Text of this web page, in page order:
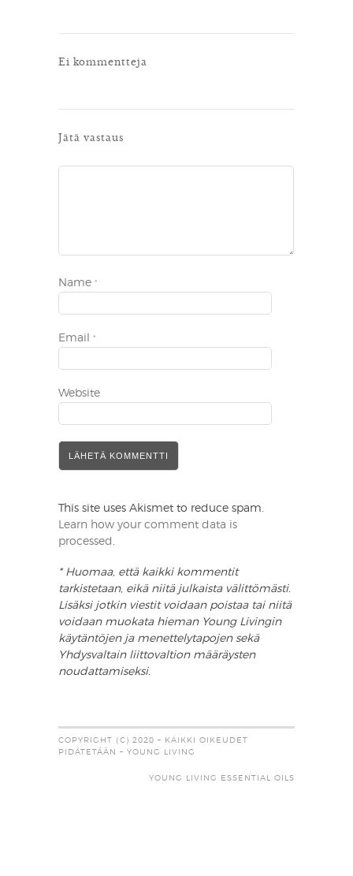
Ei kommentteja
Jätä vastaus
Name *
Email *
Website
This site uses Akismet to reduce spam.
Learn how your comment data is
processed .
* Huomaa, että kaikki kommentit
tarkistetaan, eikä niitä julkaista välittömästi.
Lisäksi jotkin viestit voidaan poistaa tai niitä
voidaan muokata hieman Young Livingin
käytäntöjen ja menettelytapojen sekä
Yhdysvaltain liittovaltion määräysten
noudattamiseksi.
COPYRIGHT (C) 2020 – KAIKKI OIKEUDET
PIDÄTETÄÄN – YOUNG LIVING
YOUNG LIVING ESSENTIAL OILS